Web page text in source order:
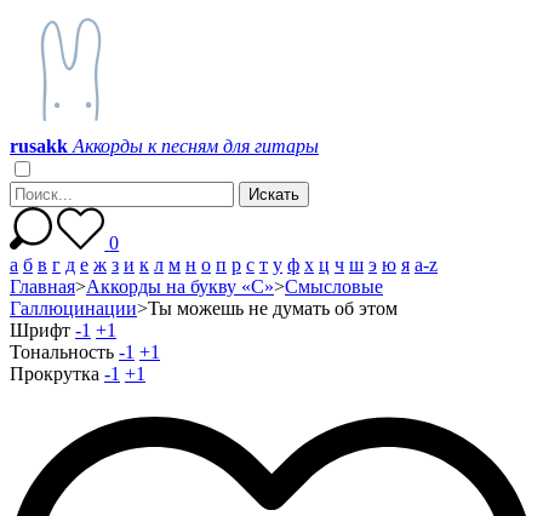
rusakk Аккорды к песням для гитары
0
а б в г д е ж з и к л м н о п р с т у ф х ц ч ш э ю я a-z
Главная>Аккорды на букву «С»>Смысловые
Галлюцинации>Ты можешь не думать об этом
Шрифт -1 +1
Тональность -1 +1
Прокрутка -1 +1